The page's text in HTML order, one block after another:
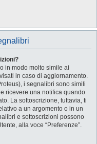
in modo molto simile ai
in caso di aggiornamento.
i segnalibri sono simili
ricevere una notifica quando
La sottoscrizione, tuttavia, ti
a un argomento o in un
e sottoscrizioni possono
alla voce “Preferenze”.